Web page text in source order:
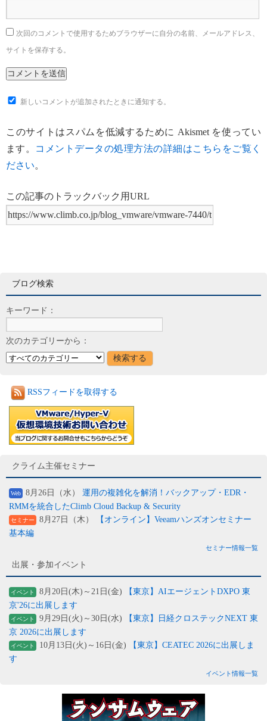
次回のコメントで使用するためブラウザーに自分の名前、メールアドレス、
サイトを保存する。
新しいコメントが追加されたときに通知する。
このサイトはスパムを低減するために Akismet を使ってい
ます。 コメントデータの処理方法の詳細はこちらをご覧く
ださい。
この記事のトラックバック用URL
ブログ検索
キーワード：
次のカテゴリーから：
RSSフィードを取得する
クライム主催セミナー
Web 8月26日（水） 運用の複雑化を解消！バックアップ・EDR・
RMMを統合したClimb Cloud Backup & Security
セミナー 8月27日（木）
【オンライン】Veeamハンズオンセミナー
基本編
セミナー情報一覧
出展・参加イベント
イベント 8月20日(木)～21日(金)
【東京】AIエージェントDXPO 東
京'26に出展します
イベント 9月29日(火)～30日(水)
【東京】日経クロステックNEXT 東
京 2026に出展します
イベント 10月13日(火)～16日(金)
【東京】CEATEC 2026に出展しま
す
イベント情報一覧